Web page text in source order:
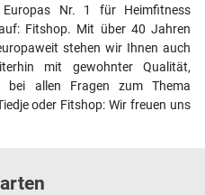
Nr. 1 für Heimfitness
Fitshop. Mit über 40 Jahren
stehen wir Ihnen auch
mit gewohnter Qualität,
bei allen Fragen zum Thema
oder Fitshop: Wir freuen uns